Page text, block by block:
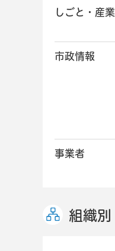
しごと・産業
市政情報
事業者
組織別